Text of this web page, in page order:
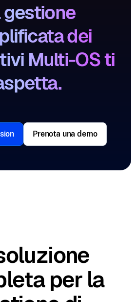
gestione
dei
Multi-OS ti
Prenota una demo
per la